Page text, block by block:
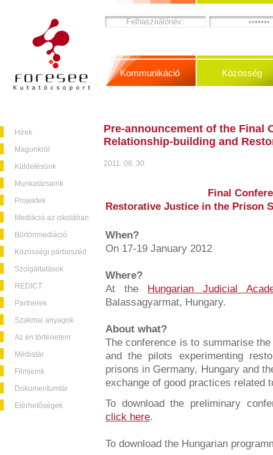
Hírek
Magunkról
Küldetésünk
Munkatársaink
Projektek
Mediáció az iskolában
Börtönmediáció
Közösségi párbeszéd
Szolgáltatások
REDICT
Partnerek
Szakmai anyagok
Az én történetem
Médiatár
Filmjeink
Dokumentumtár
Elérhetőségek
Kommunikáció Közösség
Pre-announcement of the Final
Relationship-building and
2011. 06. 30.
Final
Restorative Justice in the Prison
When?
On 17-19 January 2012
Where?
At the Hungarian Judicial
Balassagyarmat, Hungary.
About what?
The conference is to summarise
and the pilots experimenting
prisons in Germany, Hungary and
exchange of good practices related
To download the preliminary
click here.
To download the Hungarian